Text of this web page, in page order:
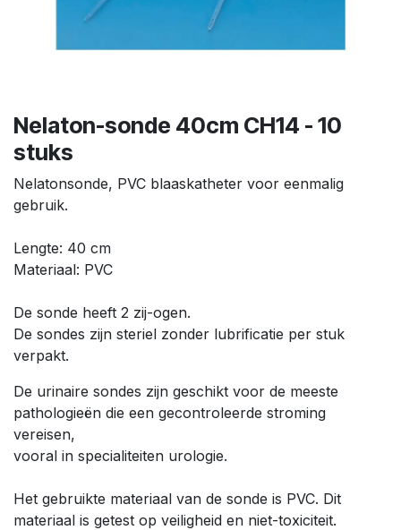
Nelaton-sonde 40cm CH14 - 10
stuks
Nelatonsonde, PVC blaaskatheter voor eenmalig
gebruik.
Lengte: 40 cm
Materiaal: PVC
De sonde heeft 2 zij-ogen.
De sondes zijn steriel zonder lubrificatie per stuk
verpakt.
De urinaire sondes zijn geschikt voor de meeste
pathologieën die een gecontroleerde stroming
vereisen,
vooral in specialiteiten urologie.
Het gebruikte materiaal van de sonde is PVC. Dit
materiaal is getest op veiligheid en niet-toxiciteit.